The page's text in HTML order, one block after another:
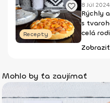
Recepty
8 Júl 2024
Rýchly
s
celá
Mohlo by ťa zaujímať